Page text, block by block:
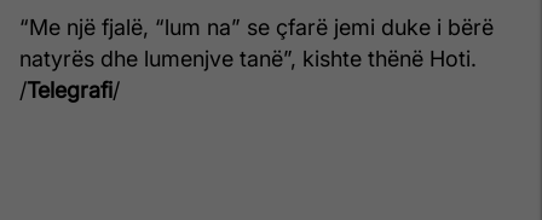
“Me një fjalë, “lum na” se çfarë jemi duke i bërë
natyrës dhe lumenjve tanë”, kishte thënë Hoti.
/Telegrafi/